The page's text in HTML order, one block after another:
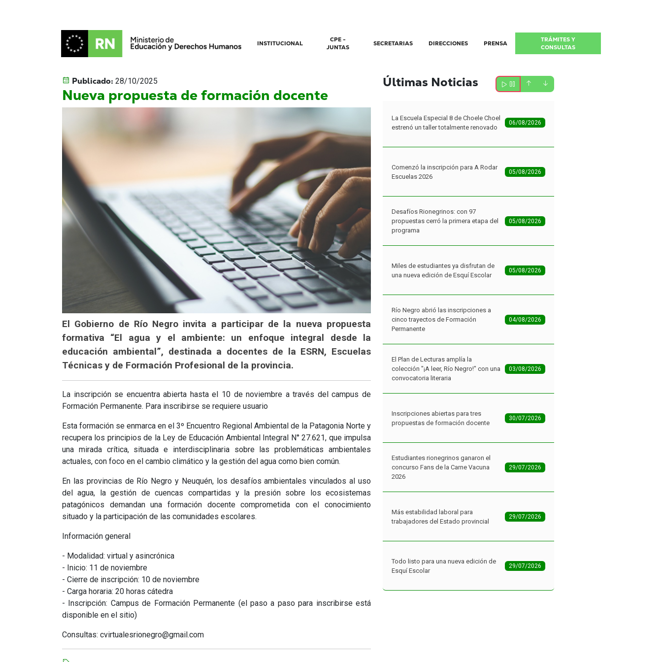
INSTITUCIONAL
CPE -
JUNTAS
SECRETARIAS DIRECCIONES PRENSA
TRÁMITES Y
CONSULTAS
Publicado: 28/10/2025
Nueva propuesta de formación docente
El Gobierno de Río Negro invita a participar de la nueva propuesta
formativa “El agua y el ambiente: un enfoque integral desde la
educación ambiental”, destinada a docentes de la ESRN, Escuelas
Técnicas y de Formación Profesional de la provincia.
La inscripción se encuentra abierta hasta el 10 de noviembre a través del campus de
Formación Permanente. Para inscribirse se requiere usuario
Esta formación se enmarca en el 3º Encuentro Regional Ambiental de la Patagonia Norte y
recupera los principios de la Ley de Educación Ambiental Integral N° 27.621, que impulsa
una mirada crítica, situada e interdisciplinaria sobre las problemáticas ambientales
actuales, con foco en el cambio climático y la gestión del agua como bien común.
En las provincias de Río Negro y Neuquén, los desafíos ambientales vinculados al uso
del agua, la gestión de cuencas compartidas y la presión sobre los ecosistemas
patagónicos demandan una formación docente comprometida con el conocimiento
situado y la participación de las comunidades escolares.
Información general
- Modalidad: virtual y asincrónica
- Inicio: 11 de noviembre
- Cierre de inscripción: 10 de noviembre
- Carga horaria: 20 horas cátedra
- Inscripción: Campus de Formación Permanente (el paso a paso para inscribirse está
disponible en el sitio)
Consultas: cvirtualesrionegro@gmail.com
Últimas Noticias
Comenzó la inscripción para A Rodar
Escuelas 2026
05/08/2026
Desafíos Rionegrinos: con 97
propuestas cerró la primera etapa del
05/08/2026
Miles de estudiantes ya disfrutan de
una nueva edición de Esquí Escolar
05/08/2026
Río Negro abrió las inscripciones a
cinco trayectos de Formación
04/08/2026
El Plan de Lecturas amplía la
colección "¡A leer, Río Negro!" con una
convocatoria literaria
03/08/2026
Inscripciones abiertas para tres
propuestas de formación docente
30/07/2026
Estudiantes rionegrinos ganaron el
concurso Fans de la Carne Vacuna
29/07/2026
Más estabilidad laboral para
trabajadores del Estado provincial
29/07/2026
Todo listo para una nueva edición de
Esquí Escolar
29/07/2026
La Escuela Especial 8 de Choele Choel
estrenó un taller totalmente renovado
06/08/2026